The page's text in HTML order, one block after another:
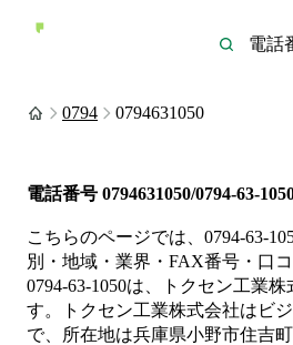
0794 0794631050
電話番号 0794631050/0794-63-
こちらのページでは、 0794-63-
別・地域・業界・FAX番号・口
0794-63-1050は、 トクセン工業株
す。
トクセン工業株式会社は ビ
で、所在地は兵庫県小野市住吉町